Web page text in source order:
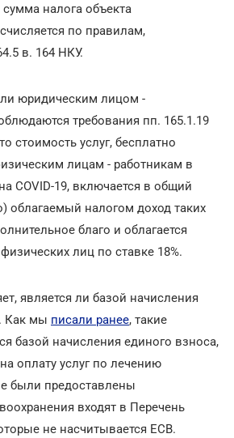
налога объекта
по правилам,
в. 164 НКУ.
юридическим лицом -
требования пп. 165.1.19
стоимость услуг, бесплатно
лицам - работникам в
COVID-19, включается в общий
облагаемый налогом доход таких
благо и облагается
лиц по ставке 18%.
является ли базой начисления
Как мы писали ранее, такие
базой начисления единого взноса,
оплату услуг по лечению
были предоставлены
входят в Перечень
не насчитывается ЕСВ.